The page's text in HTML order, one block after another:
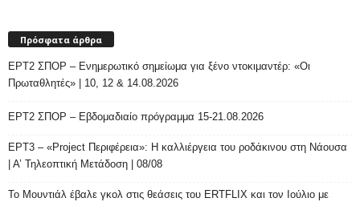
Πρόσφατα άρθρα
ΕΡΤ2 ΣΠΟΡ – Ενημερωτικό σημείωμα για ξένο ντοκιμαντέρ: «Οι
Πρωταθλητές» | 10, 12 & 14.08.2026
ΕΡΤ2 ΣΠΟΡ – Εβδομαδιαίο πρόγραμμα 15-21.08.2026
ΕΡΤ3 – «Project Περιφέρεια»: Η καλλιέργεια του ροδάκινου στη Νάουσα
| Α’ Τηλεοπτική Μετάδοση | 08/08
Το Μουντιάλ έβαλε γκολ στις θεάσεις του ERTFLIX και τον Ιούλιο με